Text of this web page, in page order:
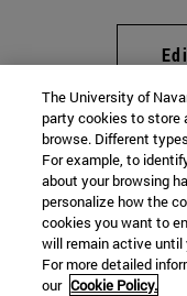
Programa
Facultad de Filosofía y
Campus Universitario
The University of
party cookies to store
browse. Different
For example, to
about your browsing
personalize how the
cookies you want to
will remain active
For more detailed
our Cookie Policy.